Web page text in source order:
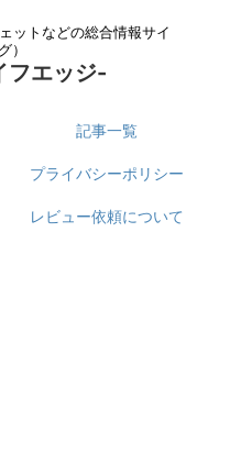
ットなどの総合情報サイ
）
エッジ-
記事一覧
プライバシーポリシー
レビュー依頼について